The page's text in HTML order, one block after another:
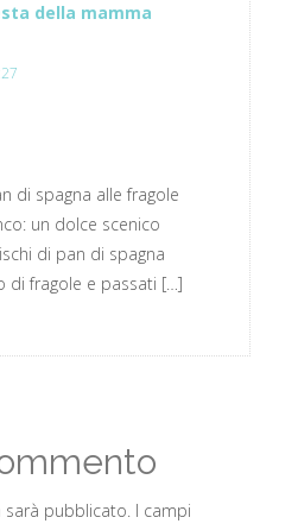
della mamma
di spagna alle fragole
un dolce scenico
di pan di spagna
di fragole e passati […]
sarà pubblicato. I campi